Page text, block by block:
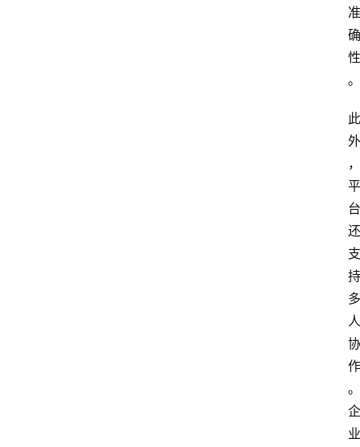
准
确
性
。
此
外
，
平
台
还
支
持
多
人
协
作
。
企
业